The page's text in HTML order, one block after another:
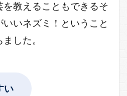
を教えることもできるそ
いネズミ！ということ
した。
い